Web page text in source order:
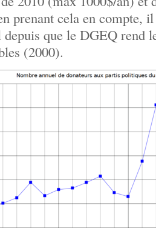
prenant cela en compte,
que le DGEQ rend
(2000).